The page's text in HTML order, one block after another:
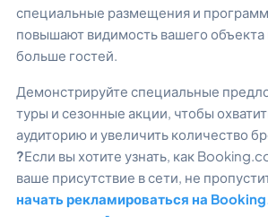
специальные размещения и
повышают видимость вашего объекта
больше гостей.
Демонстрируйте специальные
туры и сезонные акции, чтобы
аудиторию и увеличить количество
?Если вы хотите узнать, как
ваше присутствие в сети, не
начать рекламироваться на